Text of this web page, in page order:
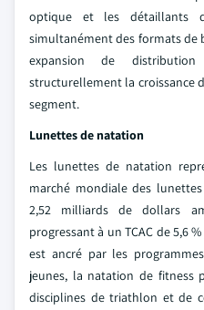
optique et les détaillants
simultanément des formats de
expansion de
structurellement la croissance
segment.
Lunettes de natation
Les lunettes de natation
marché mondiale des
2,52 milliards de dollars
progressant à un TCAC de 5,6
est ancré par les
jeunes, la natation de fitness
disciplines de triathlon et de